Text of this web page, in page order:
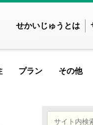
せかいじゅうとは
その他
プラン
ARTICLE
ARTICLE
FEATUREDARTICLE
FEATURED